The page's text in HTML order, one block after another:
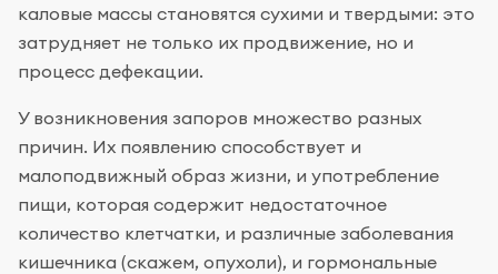
каловые массы становятся сухими и твердыми: это
затрудняет не только их продвижение, но и
процесс дефекации.
У возникновения запоров множество разных
причин. Их появлению способствует и
малоподвижный образ жизни, и употребление
пищи, которая содержит недостаточное
количество клетчатки, и различные заболевания
кишечника (скажем, опухоли), и гормональные